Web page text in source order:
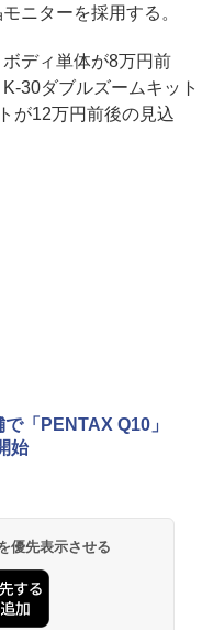
ニターを採用する。
ディ単体が8万円前
30ダブルズームキット
が12万円前後の見込
「PENTAX Q10」
始
優先表示させる